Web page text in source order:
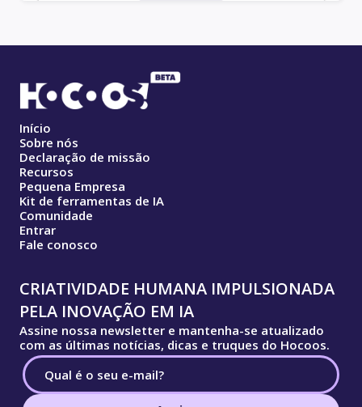
Início
Sobre nós
Declaração de missão
Recursos
Pequena Empresa
Kit de ferramentas de IA
Comunidade
Entrar
Fale conosco
CRIATIVIDADE HUMANA IMPULSIONADA
PELA INOVAÇÃO EM IA
Assine nossa newsletter e mantenha-se atualizado
com as últimas notícias, dicas e truques do Hocoos.